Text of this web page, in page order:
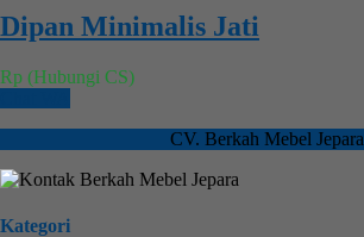
Dipan Minimalis Jati
Rp (Hubungi CS)
CV. Berkah Mebel Jepara
Kategori